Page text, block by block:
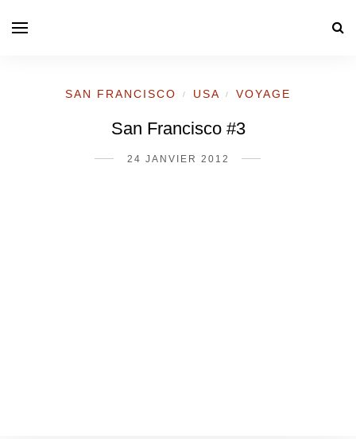
SAN FRANCISCO / USA / VOYAGE
San Francisco #3
24 JANVIER 2012